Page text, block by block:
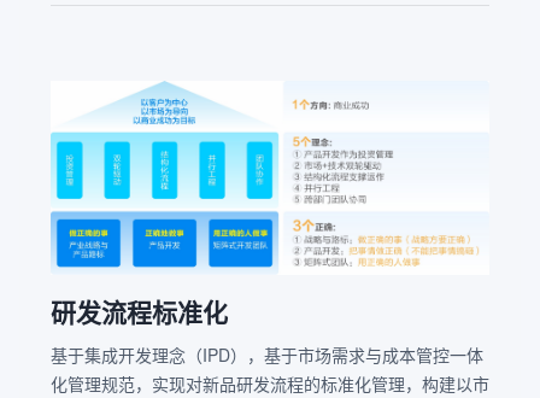
研发流程标准化
基于集成开发理念（IPD），基于市场需求与成本管控一体
化管理规范，实现对新品研发流程的标准化管理，构建以市